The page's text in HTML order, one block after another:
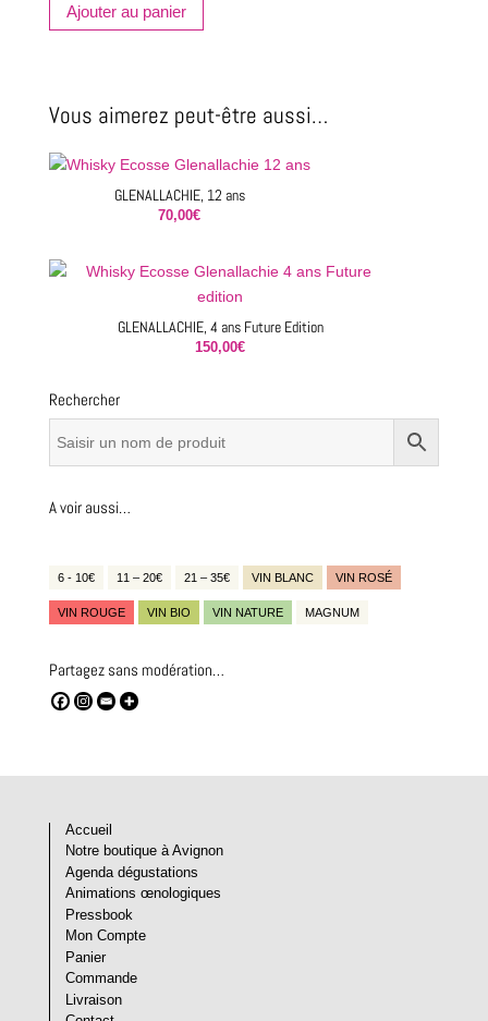
Ajouter au panier
Vous aimerez peut-être aussi…
GLENALLACHIE, 12 ans
70,00€
GLENALLACHIE, 4 ans Future Edition
150,00€
Rechercher
A voir aussi…
6 - 10€ 11 – 20€ 21 – 35€ VIN BLANC VIN ROSÉ
VIN ROUGE VIN BIO VIN NATURE MAGNUM
Partagez sans modération…
Accueil
Notre boutique à Avignon
Agenda dégustations
Animations œnologiques
Pressbook
Mon Compte
Panier
Commande
Livraison